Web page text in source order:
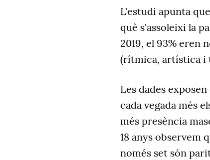
L'estudi apunta
què s'assoleixi la
2019, el 93% eren
(rítmica, artística i
Les dades
cada vegada més
més presència
18 anys observem
només set són